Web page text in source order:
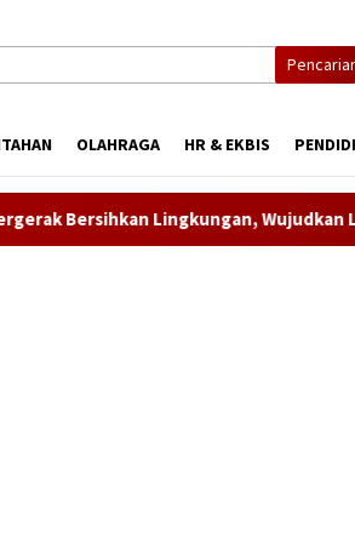
OLAHRAGA HR & EKBIS
Wujudkan Langit Biru dan